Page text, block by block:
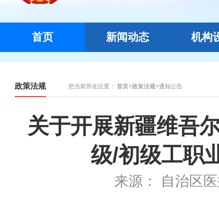
首页 新闻动态 机构
政策法规 您当前所在位置： 首页>政策法规>通知公告
关于开展新疆维吾
级/初级工职
来源： 自治区